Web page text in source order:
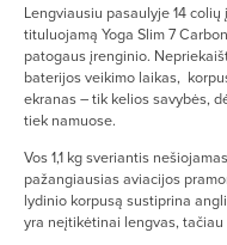
Lengviausiu pasaulyje 14
tituluojamą Yoga Slim 7
patogaus įrenginio.
baterijos veikimo laikas,
ekranas – tik kelios savybės,
tiek namuose.
Vos 1,1 kg sveriantis
pažangiausias aviacijos
lydinio korpusą sustiprina
yra neįtikėtinai lengvas,